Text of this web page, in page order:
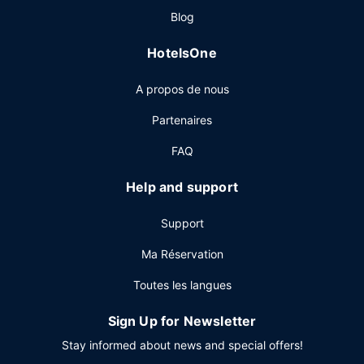
d'affaires, un service de départ express et des journaux
gratuits dans le hall. Si vous devez organiser une réunion à
d'espaces événements mesurant 56 mètres carrés et
comprenant un espace de conférence et des salles de
Blog
HotelsOne
A propos de nous
Partenaires
FAQ
Help and support
Support
Ma Réservation
Toutes les langues
Sign Up for Newsletter
Stay informed about news and special offers!